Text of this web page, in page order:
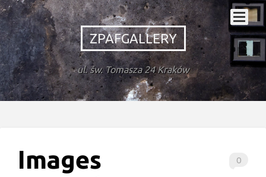
ZPAFGALLERY
ul. św. Tomasza 24 Kraków
0
Images